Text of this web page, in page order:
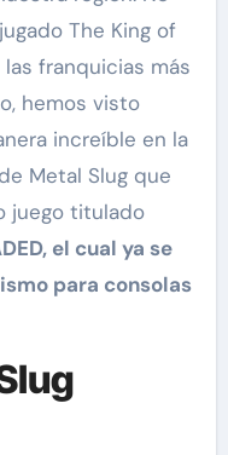
The King of
franquicias más
hemos visto
increíble en la
Metal Slug que
juego titulado
el cual ya se
para consolas